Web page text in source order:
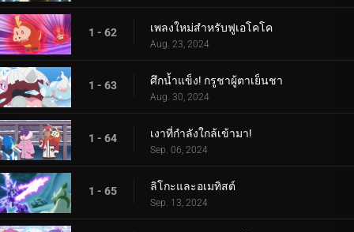
1 - 62 เพลงใหม่สำหรับฟูเอโคโค
Aug. 23, 2024
1 - 63 ศึกน้ำแข็ง! กรูชาผู้ตาเย็นชา
Aug. 30, 2024
1 - 64 เงาที่กำลังใกล้เข้ามา!
Sep. 06, 2024
1 - 65 ลิโกะและอเมทิสต์
Sep. 13, 2024